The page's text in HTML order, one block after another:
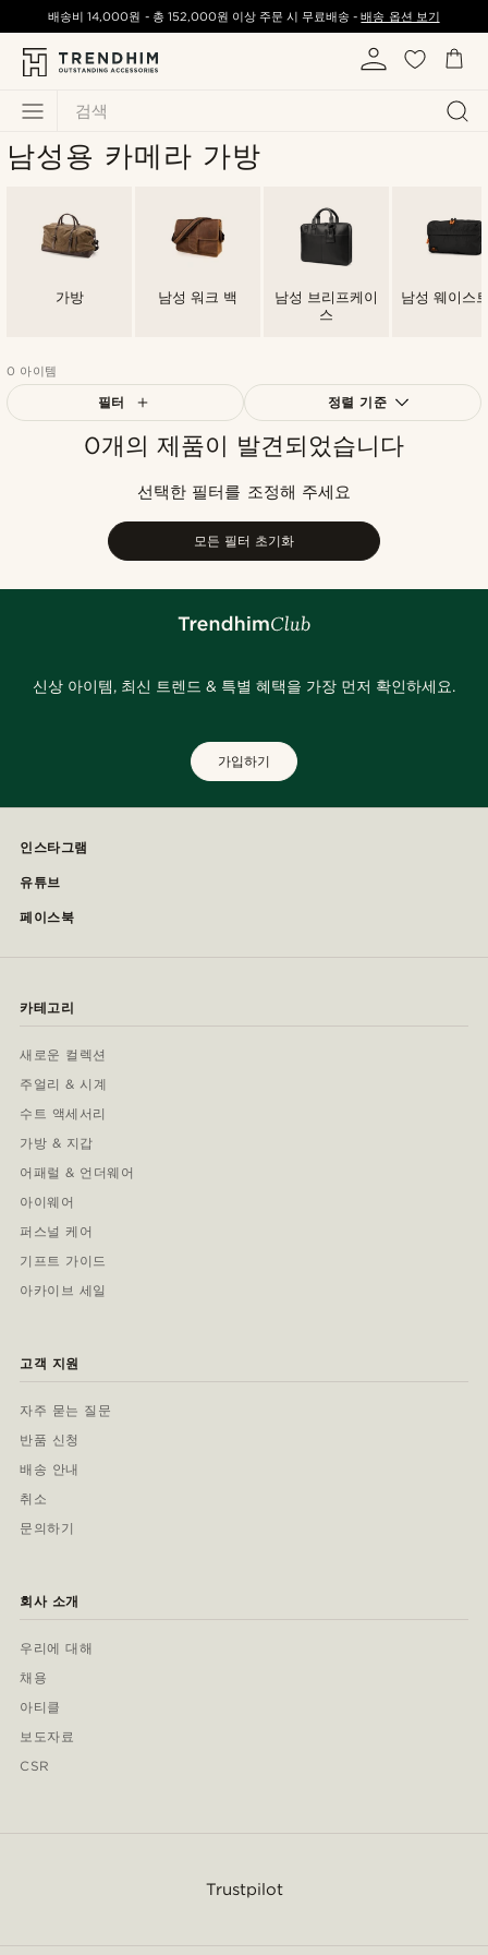
검색
배송비14,000원 - 총 152,000원 이상 주문 시 무료배송 -배송 옵션 보기
남성용 카메라 가방
가방 남성 워크 백
남성 브리프케이
스
남성 웨이스
0 아이템
필터 정렬 기준
가장 인기 있는
낮은가격순
높은가격순
0개의 제품이 발견되었습니다
선택한 필터를 조정해 주세요
모든 필터 초기화
신상 아이템, 최신 트렌드 & 특별 혜택을 가장 먼저 확인하세요.
가입하기
인스타그램
유튜브
페이스북
카테고리
새로운 컬렉션
주얼리 & 시계
수트 액세서리
가방 & 지갑
어패럴 & 언더웨어
아이웨어
퍼스널 케어
기프트 가이드
아카이브 세일
고객 지원
자주 묻는 질문
반품 신청
배송 안내
취소
문의하기
회사 소개
우리에 대해
채용
아티클
보도자료
CSR
Trustpilot